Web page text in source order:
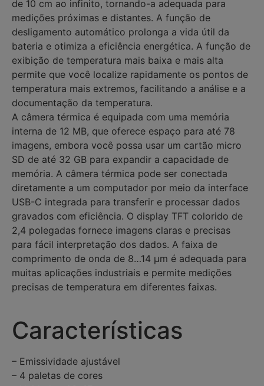
de 10 cm ao infinito, tornando-a adequada para
medições próximas e distantes. A função de
desligamento automático prolonga a vida útil da
bateria e otimiza a eficiência energética. A função de
exibição de temperatura mais baixa e mais alta
permite que você localize rapidamente os pontos de
temperatura mais extremos, facilitando a análise e a
documentação da temperatura.
A câmera térmica é equipada com uma memória
interna de 12 MB, que oferece espaço para até 78
imagens, embora você possa usar um cartão micro
SD de até 32 GB para expandir a capacidade de
memória. A câmera térmica pode ser conectada
diretamente a um computador por meio da interface
USB-C integrada para transferir e processar dados
gravados com eficiência. O display TFT colorido de
2,4 polegadas fornece imagens claras e precisas
para fácil interpretação dos dados. A faixa de
comprimento de onda de 8…14 µm é adequada para
muitas aplicações industriais e permite medições
precisas de temperatura em diferentes faixas.
Características
– Emissividade ajustável
– 4 paletas de cores